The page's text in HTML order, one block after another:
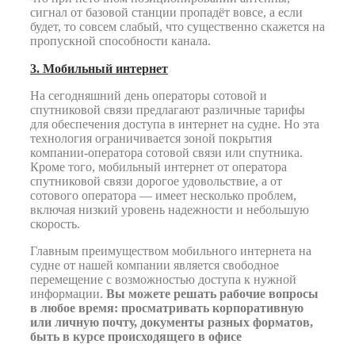
сигнал от базовой станции пропадёт вовсе, а если
будет, то совсем слабый, что существенно скажется на
пропускной способности канала.
3. Мобильный интернет
На сегодняшний день операторы сотовой и
спутниковой связи предлагают различные тарифы
для обеспечения доступа в интернет на судне. Но эта
технология ограничивается зоной покрытия
компании-оператора сотовой связи или спутника.
Кроме того, мобильный интернет от оператора
спутниковой связи дорогое удовольствие, а от
сотового оператора — имеет несколько проблем,
включая низкий уровень надежности и небольшую
скорость.
Главным преимуществом мобильного интернета на
судне от нашей компании является свободное
перемещение с возможностью доступа к нужной
информации. Вы можете решать рабочие вопросы
в любое время: просматривать корпоративную
или личную почту, документы разных форматов,
быть в курсе происходящего в офисе